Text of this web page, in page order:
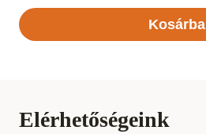
Kosárba
Elérhetőségeink